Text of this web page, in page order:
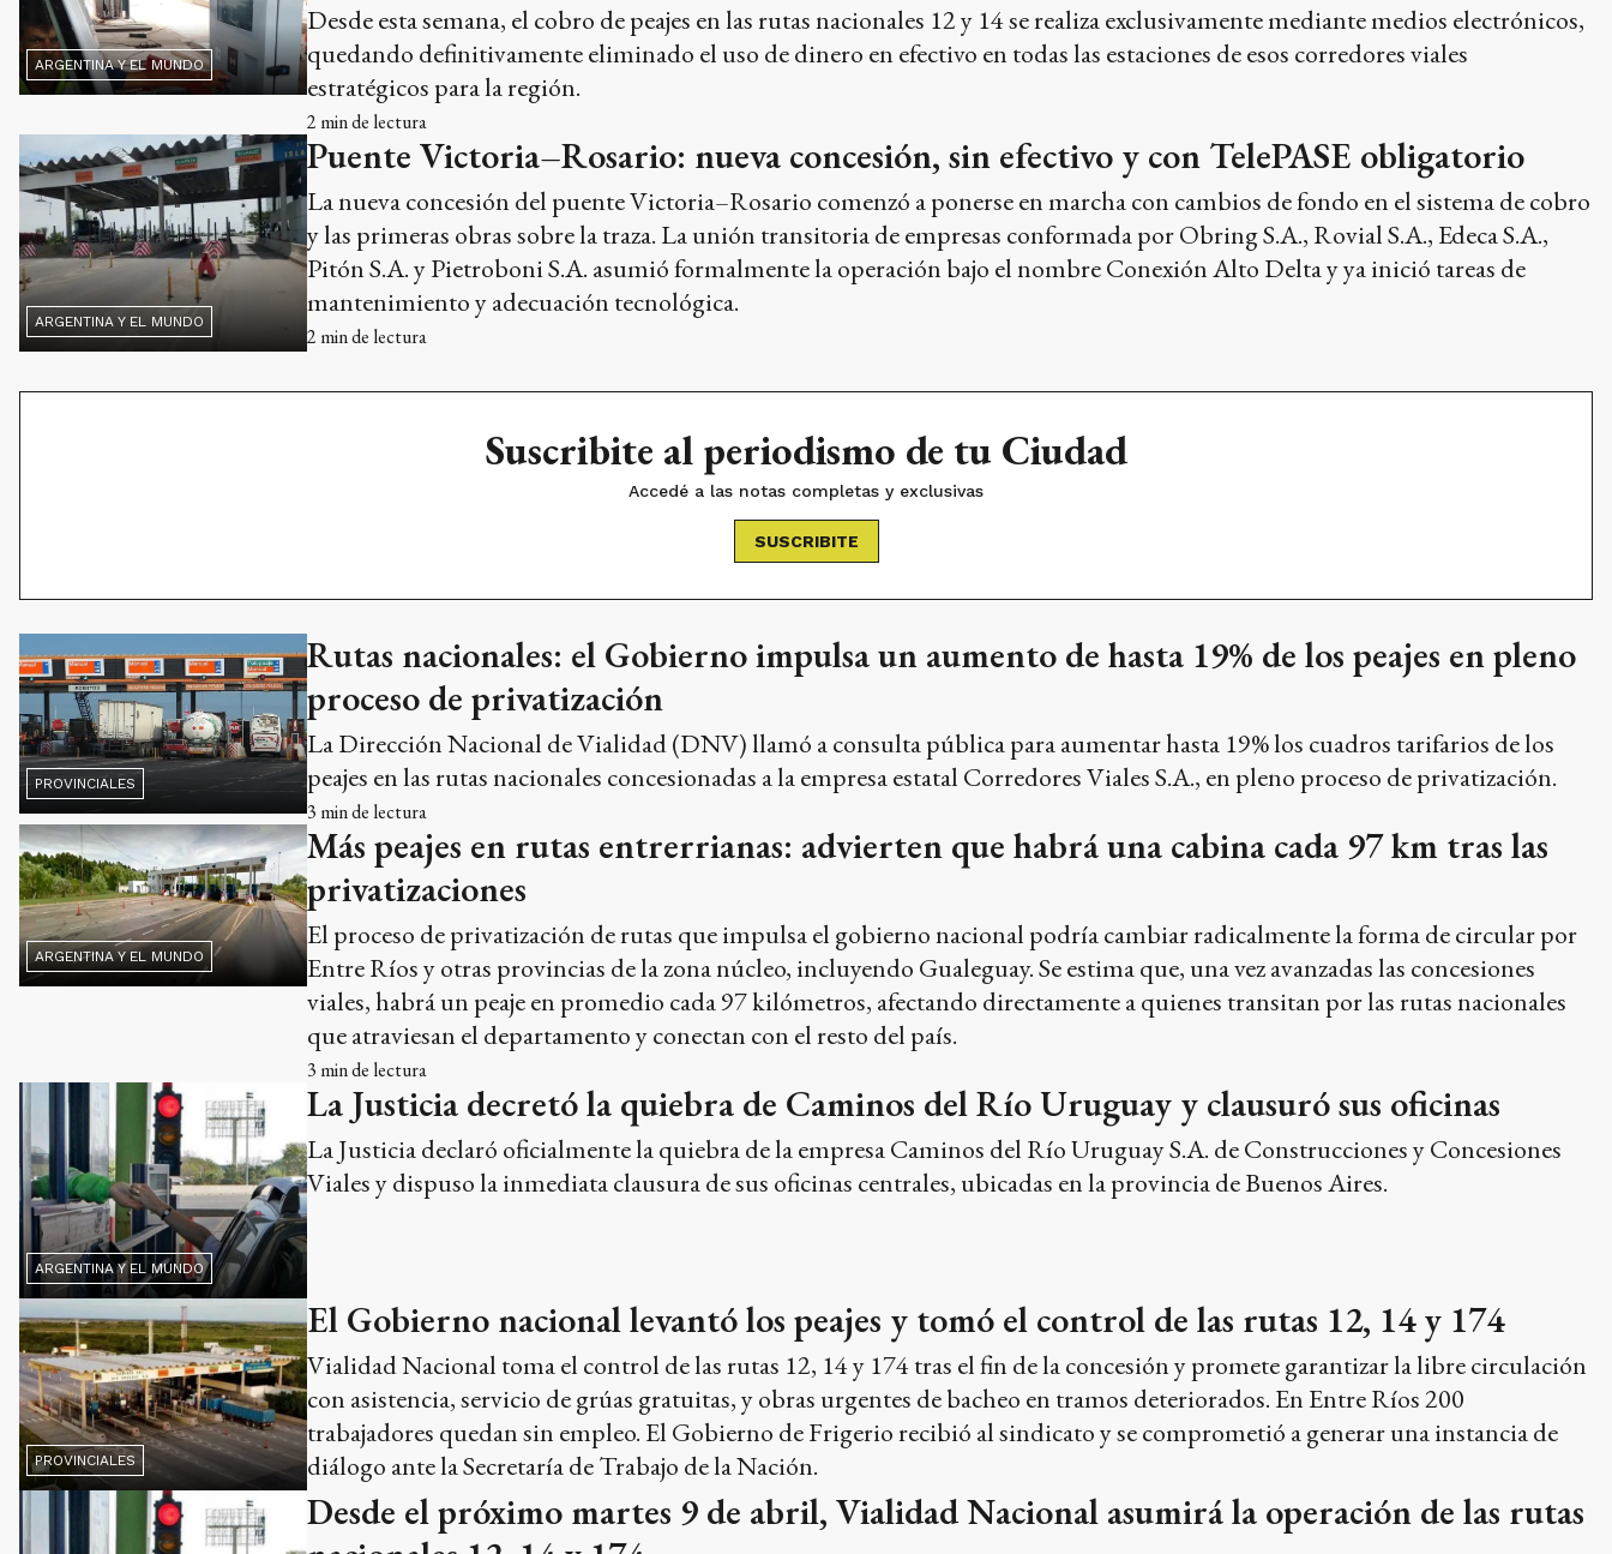
ARGENTINA Y EL MUNDO
Desde esta semana, el cobro de peajes en las rutas nacionales 12 y 14 se realiza exclusivamente mediante medios electrónicos,
quedando definitivamente eliminado el uso de dinero en efectivo en todas las estaciones de esos corredores viales
estratégicos para la región.
2 min de lectura
ARGENTINA Y EL MUNDO
Puente Victoria–Rosario: nueva concesión, sin efectivo y con TelePASE obligatorio
La nueva concesión del puente Victoria–Rosario comenzó a ponerse en marcha con cambios de fondo en el sistema de cobro
y las primeras obras sobre la traza. La unión transitoria de empresas conformada por Obring S.A., Rovial S.A., Edeca S.A.,
Pitón S.A. y Pietroboni S.A. asumió formalmente la operación bajo el nombre Conexión Alto Delta y ya inició tareas de
mantenimiento y adecuación tecnológica.
2 min de lectura
Suscribite al periodismo de tu Ciudad
Accedé a las notas completas y exclusivas
SUSCRIBITE
PROVINCIALES
Rutas nacionales: el Gobierno impulsa un aumento de hasta 19% de los peajes en pleno
proceso de privatización
La Dirección Nacional de Vialidad (DNV) llamó a consulta pública para aumentar hasta 19% los cuadros tarifarios de los
peajes en las rutas nacionales concesionadas a la empresa estatal Corredores Viales S.A., en pleno proceso de privatización.
3 min de lectura
ARGENTINA Y EL MUNDO
Más peajes en rutas entrerrianas: advierten que habrá una cabina cada 97 km tras las
privatizaciones
El proceso de privatización de rutas que impulsa el gobierno nacional podría cambiar radicalmente la forma de circular por
Entre Ríos y otras provincias de la zona núcleo, incluyendo Gualeguay. Se estima que, una vez avanzadas las concesiones
viales, habrá un peaje en promedio cada 97 kilómetros, afectando directamente a quienes transitan por las rutas nacionales
que atraviesan el departamento y conectan con el resto del país.
3 min de lectura
ARGENTINA Y EL MUNDO
La Justicia decretó la quiebra de Caminos del Río Uruguay y clausuró sus oficinas
La Justicia declaró oficialmente la quiebra de la empresa Caminos del Río Uruguay S.A. de Construcciones y Concesiones
Viales y dispuso la inmediata clausura de sus oficinas centrales, ubicadas en la provincia de Buenos Aires.
PROVINCIALES
El Gobierno nacional levantó los peajes y tomó el control de las rutas 12, 14 y 174
Vialidad Nacional toma el control de las rutas 12, 14 y 174 tras el fin de la concesión y promete garantizar la libre circulación
con asistencia, servicio de grúas gratuitas, y obras urgentes de bacheo en tramos deteriorados. En Entre Ríos 200
trabajadores quedan sin empleo. El Gobierno de Frigerio recibió al sindicato y se comprometió a generar una instancia de
diálogo ante la Secretaría de Trabajo de la Nación.
Desde el próximo martes 9 de abril, Vialidad Nacional asumirá la operación de las rutas